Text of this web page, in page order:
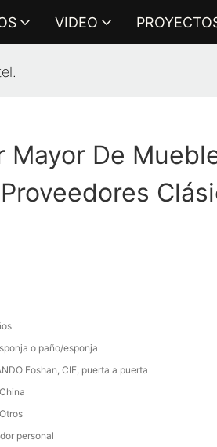
VIDEO
Mayor De
o paño/esponja
Foshan, CIF, puerta a puerta
personal